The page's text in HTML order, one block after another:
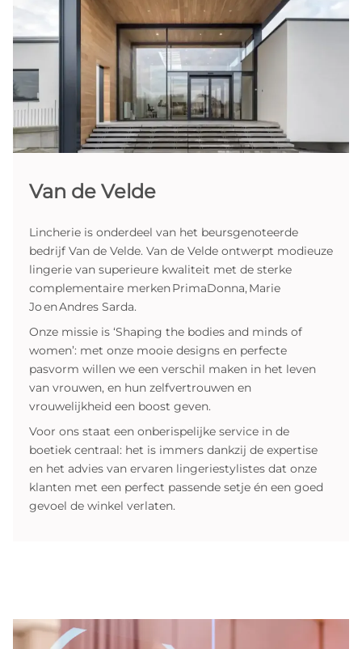
Van de Velde
Lincherie is onderdeel van het beursgenoteerde
bedrijf Van de Velde. Van de Velde ontwerpt modieuze
lingerie van superieure kwaliteit met de sterke
complementaire merken PrimaDonna, Marie
Jo en Andres Sarda.
Onze missie is ‘Shaping the bodies and minds of
women’: met onze mooie designs en perfecte
pasvorm willen we een verschil maken in het leven
van vrouwen, en hun zelfvertrouwen en
vrouwelijkheid een boost geven.
Voor ons staat een onberispelijke service in de
boetiek centraal: het is immers dankzij de expertise
en het advies van ervaren lingeriestylistes dat onze
klanten met een perfect passende setje én een goed
gevoel de winkel verlaten.